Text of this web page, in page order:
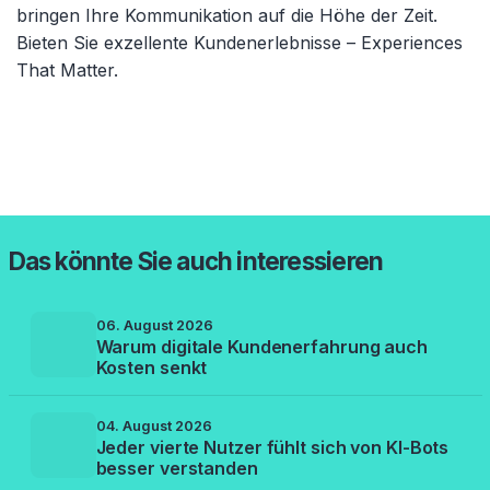
bringen Ihre Kommunikation auf die Höhe der Zeit.
Bieten Sie exzellente Kundenerlebnisse – Experiences
That Matter.
Das könnte Sie auch interessieren
06. August 2026
Warum digitale Kundenerfahrung auch
Kosten senkt
04. August 2026
Jeder vierte Nutzer fühlt sich von KI-Bots
besser verstanden